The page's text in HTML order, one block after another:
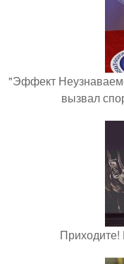
"Эффект
вызвал
Приходите!